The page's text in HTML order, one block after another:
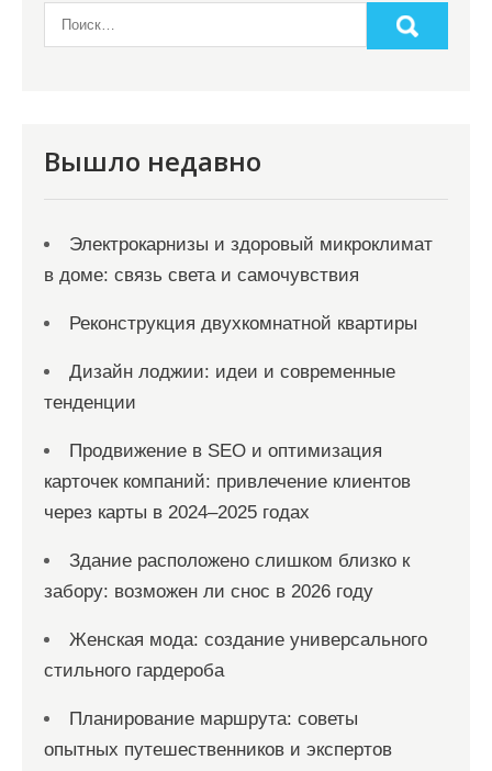
Вышло недавно
Электрокарнизы и здоровый микроклимат
в доме: связь света и самочувствия
Реконструкция двухкомнатной квартиры
Дизайн лоджии: идеи и современные
тенденции
Продвижение в SEO и оптимизация
карточек компаний: привлечение клиентов
через карты в 2024–2025 годах
Здание расположено слишком близко к
забору: возможен ли снос в 2026 году
Женская мода: создание универсального
стильного гардероба
Планирование маршрута: советы
опытных путешественников и экспертов